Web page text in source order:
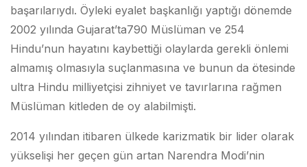
başarılarıydı. Öyleki eyalet başkanlığı yaptığı dönemde
2002 yılında Gujarat’ta790 Müslüman ve 254
Hindu’nun hayatını kaybettiği olaylarda gerekli önlemi
almamış olmasıyla suçlanmasına ve bunun da ötesinde
ultra Hindu milliyetçisi zihniyet ve tavırlarına rağmen
Müslüman kitleden de oy alabilmişti.
2014 yılından itibaren ülkede karizmatik bir lider olarak
yükselişi her geçen gün artan Narendra Modi’nin